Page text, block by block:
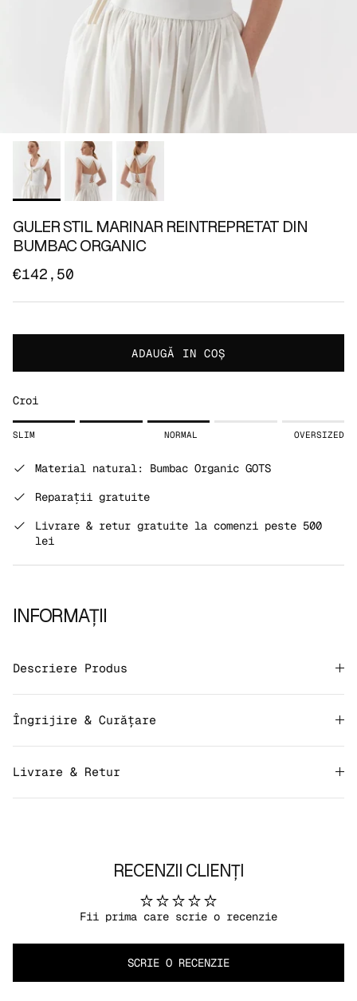
GULER STIL MARINAR REINTREPRETAT DIN
BUMBAC ORGANIC
€142,50
ADAUGĂ IN COŞ
Croi
Rating of 1 means SLIM.
Rating of 5 means OVERSIZED.
SLIM NORMAL OVERSIZED
Material natural: Bumbac Organic GOTS
Reparații gratuite
Livrare & retur gratuite la comenzi peste 500
lei
INFORMAȚII
Descriere Produs
Îngrijire & Curățare
Livrare & Retur
RECENZII CLIENȚI
Fii prima care scrie o recenzie
SCRIE O RECENZIE